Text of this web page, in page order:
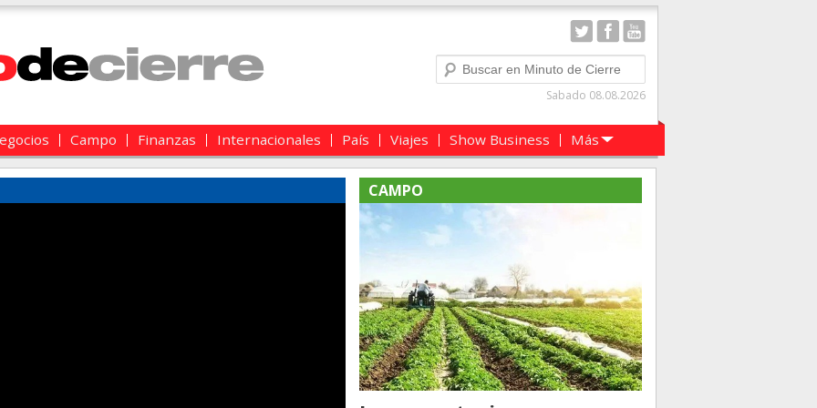
Sabado 08.08.2026
Buscar
Campo Finanzas Internacionales País Viajes Show Business Más
CAMPO